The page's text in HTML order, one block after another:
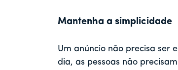
Mantenha a simplicidade
Um anúncio não precisa ser
dia, as pessoas não